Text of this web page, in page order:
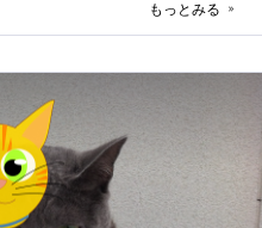
もっとみる